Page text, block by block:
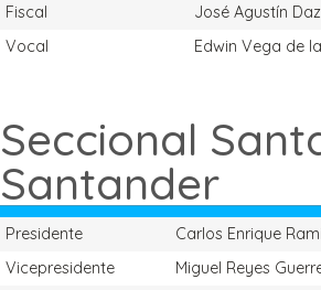
Fiscal
José Agustín
Vocal
Edwin Vega de
Seccional
Santander
Presidente Carlos Enrique
Vicepresidente
Miguel Reyes